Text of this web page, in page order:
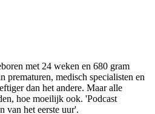
met 24 weken en 680 gram
prematuren, medisch specialisten en
dan het andere. Maar alle
hoe moeilijk ook. 'Podcast
van het eerste uur'.